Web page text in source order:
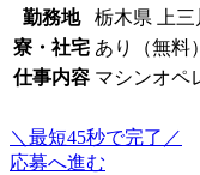
勤務地
栃木県 上三
寮・社宅 あり（無料）
仕事内容 マシンオペ
＼最短45秒で完了／
応募へ進む